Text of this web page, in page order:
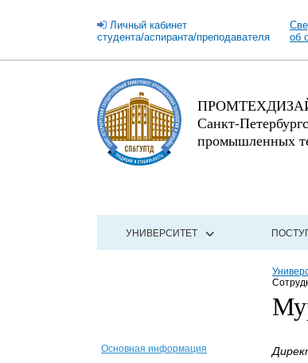
Личный кабинет
студента/аспиранта/преподавателя
об
Санкт-
промышленных
УНИВЕРСИТЕТ
Основная информация